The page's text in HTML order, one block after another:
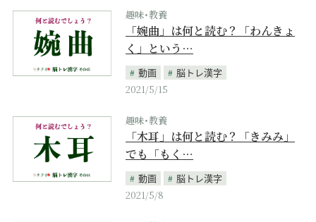
趣味･教養
「婉曲」は何と読む？「わんきょ
く」という…
動画
脳トレ漢字
2021/5/15
趣味･教養
「木耳」は何と読む？「きみみ」
でも「もく…
動画
脳トレ漢字
2021/5/8